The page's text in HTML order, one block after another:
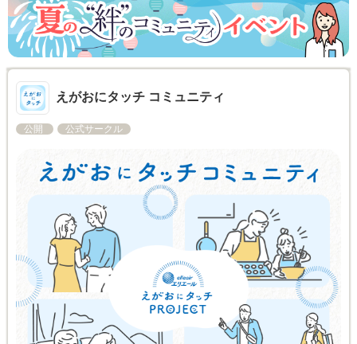
えがおにタッチ コミュニティ
公開 公式サークル